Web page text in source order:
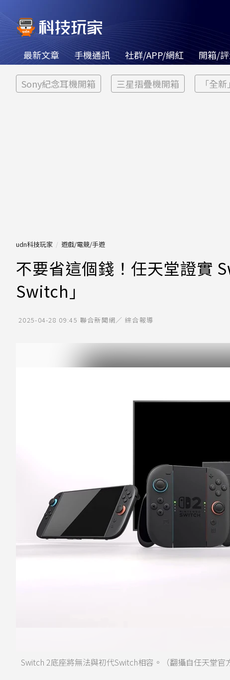
最新文章 手機通訊 社群/APP/網紅 開箱/
Sony紀念耳機開箱 三星摺疊機開箱 「全
udn科技玩家 遊戲/電競/手遊
不要省這個錢！任天堂證實
Switch」
2025-04-28 09:45 聯合新聞網／ 綜合報導
Switch 2底座將無法與初代Switch相容。（翻攝自任天堂官